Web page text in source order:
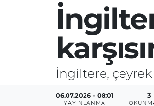
İngiltere, çeyrek
06.07.2026 - 08:01
YAYINLANMA
3
DÜNYA
EĞİTİM
ÖZEL HABER
Süper Lig Puan Durumu ve
Tüm Manşetler
Son Dakika Haberleri